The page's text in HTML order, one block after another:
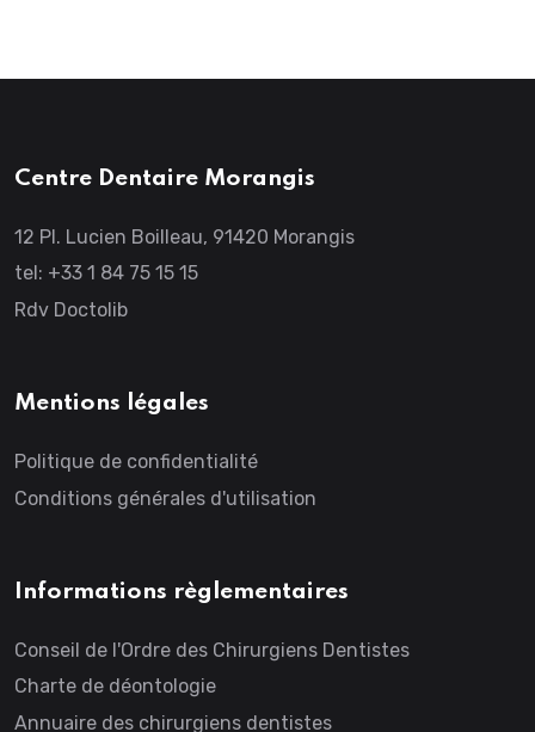
Centre Dentaire Morangis
12 Pl. Lucien Boilleau, 91420 Morangis
tel: +33 1 84 75 15 15
Rdv Doctolib
Mentions légales
Politique de confidentialité
Conditions générales d'utilisation
Informations règlementaires
Conseil de l'Ordre des Chirurgiens Dentistes
Charte de déontologie
Annuaire des chirurgiens dentistes